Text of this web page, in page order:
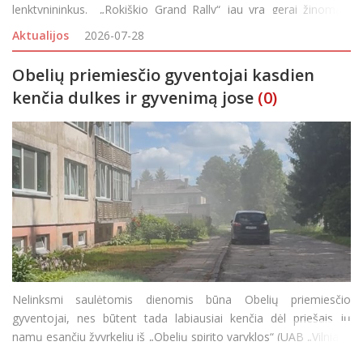
lenktynininkus. „Rokiškio Grand Rally“ jau yra gerai žinomas,
pripažinimo sulaukęs Lietuvos automobilių sporto renginys,
kasmet v
Aktualijos 2026-07-28
Obelių priemiesčio gyventojai kasdien
kenčia dulkes ir gyvenimą jose (0)
Nelinksmi saulėtomis dienomis būna Obelių priemiesčio
gyventojai, nes būtent tada labiausiai kenčia dėl priešais jų
namų esančiu žvyrkeliu iš „Obelių spirito varyklos“ (UAB „Vilniaus